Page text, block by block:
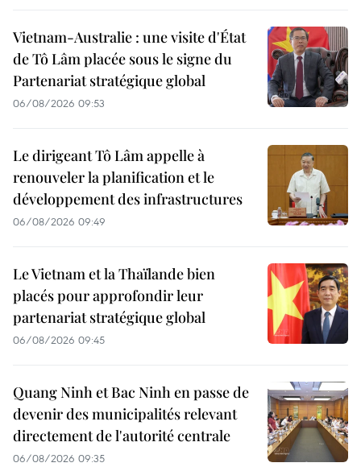
Vietnam-Australie : une visite d'État
de Tô Lâm placée sous le signe du
Partenariat stratégique global
06/08/2026 09:53
Le dirigeant Tô Lâm appelle à
renouveler la planification et le
développement des infrastructures
06/08/2026 09:49
Le Vietnam et la Thaïlande bien
placés pour approfondir leur
partenariat stratégique global
06/08/2026 09:45
Quang Ninh et Bac Ninh en passe de
devenir des municipalités relevant
directement de l'autorité centrale
06/08/2026 09:35